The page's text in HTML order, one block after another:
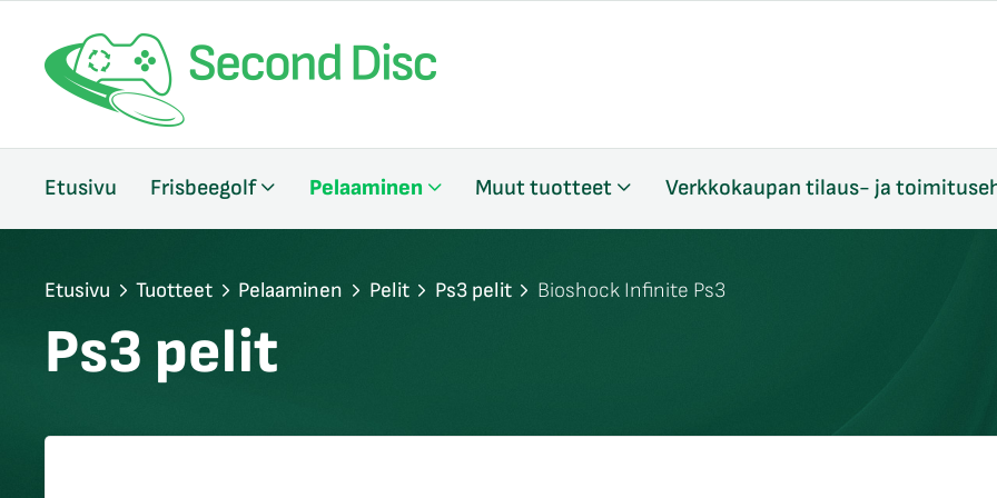
Etusivu Frisbeegolf Pelaaminen Muut tuotteet Verkkokaupan tilaus- ja
Etusivu Tuotteet Pelaaminen Pelit Ps3 pelit Bioshock Infinite Ps3
Ps3 pelit
sulje
sulje
sulje